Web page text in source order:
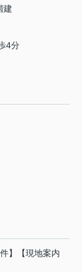
建
4分
】【現地案内